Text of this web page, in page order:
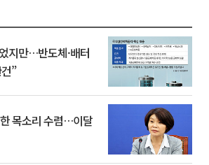
지만…반도체·배터
”
목소리 수렴…이달